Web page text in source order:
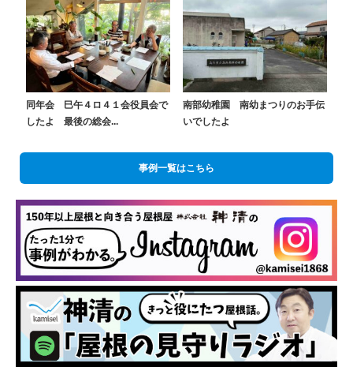
同年会 巳午４ロ４１会役員会で
したよ 最後の総会...
南部幼稚園 南幼まつりのお手伝
いでしたよ
事例一覧はこちら